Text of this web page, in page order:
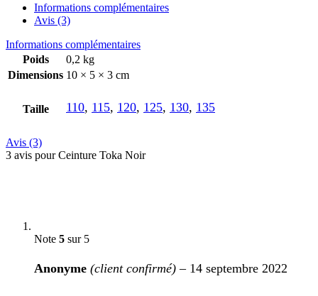
Informations complémentaires
Avis (3)
Informations complémentaires
Poids
0,2 kg
Dimensions 10 × 5 × 3 cm
Taille 110, 115, 120, 125, 130, 135
Avis (3)
3 avis pourCeinture Toka Noir
Note 5 sur 5
Anonyme (client confirmé) – 14 septembre 2022